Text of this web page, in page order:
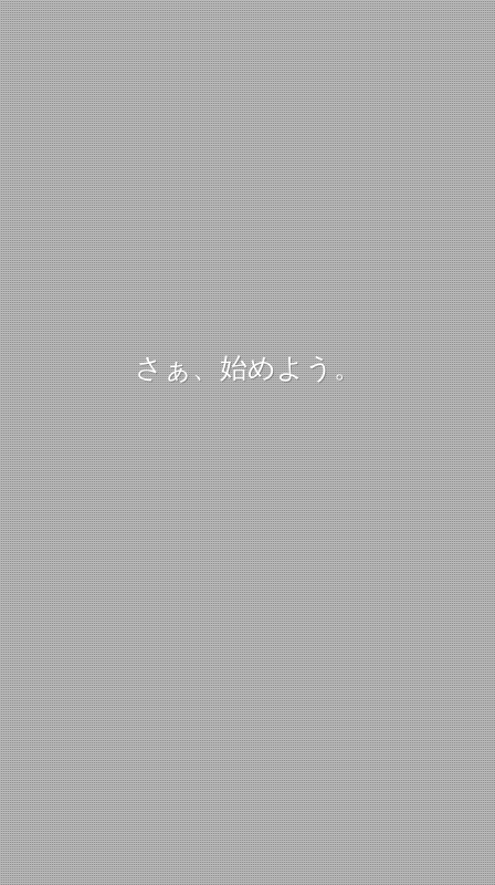
さぁ、始めよう。